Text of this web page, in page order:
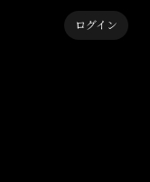
ログイン